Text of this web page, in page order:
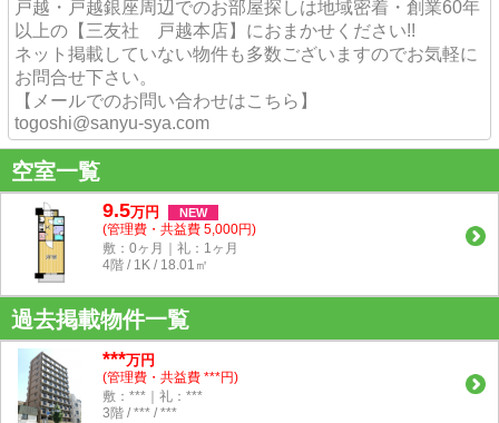
戸越・戸越銀座周辺でのお部屋探しは地域密着・創業60年
以上の【三友社 戸越本店】におまかせください!!
ネット掲載していない物件も多数ございますのでお気軽に
お問合せ下さい。
【メールでのお問い合わせはこちら】
togoshi@sanyu-sya.com
空室一覧
9.5万円 NEW
(管理費・共益費 5,000円)
敷：0ヶ月｜礼：1ヶ月
4階 / 1K / 18.01㎡
過去掲載物件一覧
***万円
(管理費・共益費 ***円)
敷：***｜礼：***
3階 / *** / ***